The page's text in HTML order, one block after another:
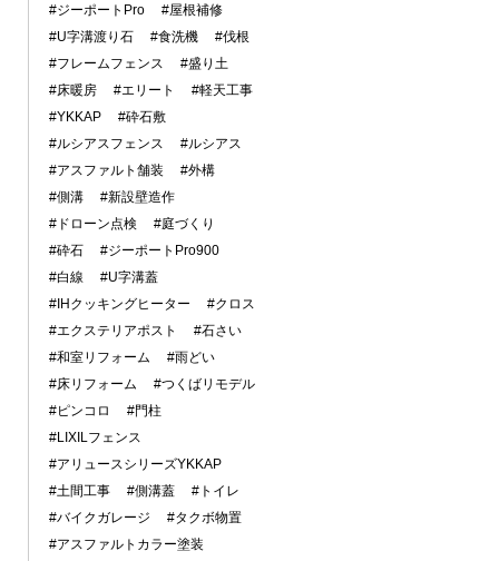
#ジーポートPro
#屋根補修
#U字溝渡り石
#食洗機
#伐根
#フレームフェンス
#盛り土
#床暖房
#エリート
#軽天工事
#YKKAP
#砕石敷
#ルシアスフェンス
#ルシアス
#アスファルト舗装
#外構
#側溝
#新設壁造作
#ドローン点検
#庭づくり
#砕石
#ジーポートPro900
#白線
#U字溝蓋
#IHクッキングヒーター
#クロス
#エクステリアポスト
#石さい
#和室リフォーム
#雨どい
#床リフォーム
#つくばリモデル
#ピンコロ
#門柱
#LIXILフェンス
#アリュースシリーズYKKAP
#土間工事
#側溝蓋
#トイレ
#バイクガレージ
#タクボ物置
#アスファルトカラー塗装